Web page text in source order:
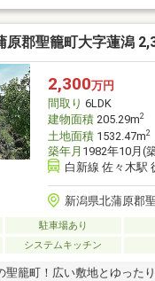
原郡聖籠町大字蓮潟
2,300万円
間取り 6LDK
建物面積205.29m2
土地面積1532.47m2
築年月 1982年10月(
白新線 佐々木駅
新潟県北蒲原郡
駐車場あり
システムキッチン
聖籠町！広い敷地とゆった